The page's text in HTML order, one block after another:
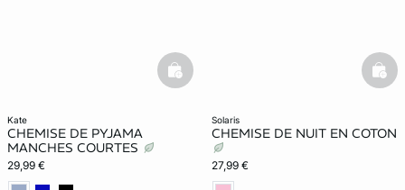
kate
CHEMISE DE PYJAMA
MANCHES COURTES
29,99 €
basketfull
solaris
CHEMISE DE NUIT EN COTON
27,99 €